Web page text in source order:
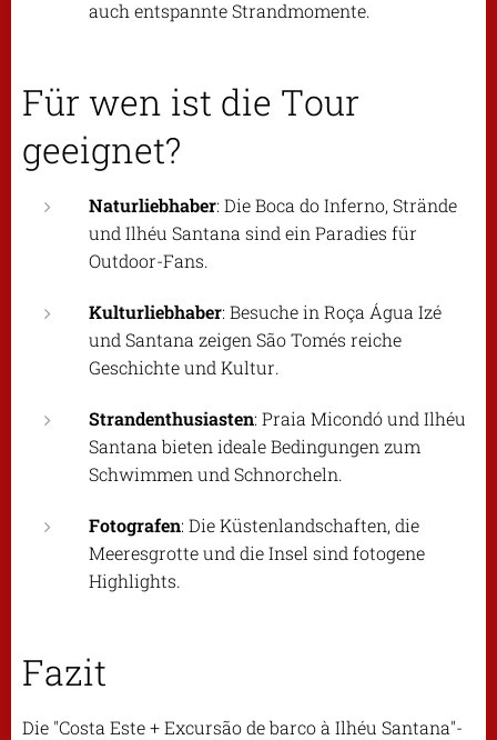
auch entspannte Strandmomente.
Für wen ist die Tour
geeignet?
Naturliebhaber: Die Boca do Inferno, Strände
und Ilhéu Santana sind ein Paradies für
Outdoor-Fans.
Kulturliebhaber: Besuche in Roça Água Izé
und Santana zeigen São Tomés reiche
Geschichte und Kultur.
Strandenthusiasten: Praia Micondó und Ilhéu
Santana bieten ideale Bedingungen zum
Schwimmen und Schnorcheln.
Fotografen: Die Küstenlandschaften, die
Meeresgrotte und die Insel sind fotogene
Highlights.
Fazit
Die "Costa Este + Excursão de barco à Ilhéu Santana"-